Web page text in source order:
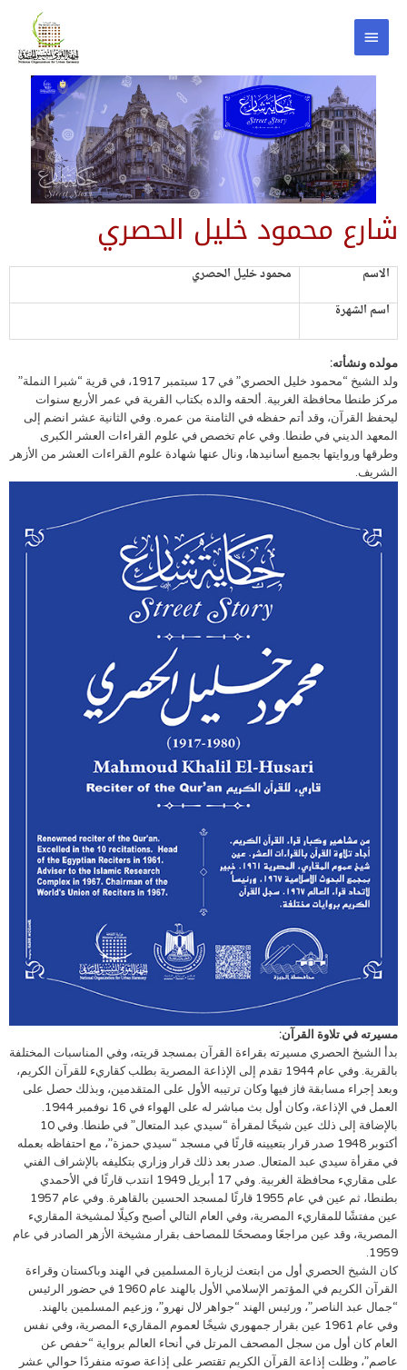
شارع محمود خليل الحصري
الاسم
محمود خليل الحصري‏
اسم الشهرة
مولده ونشأته:
ولد الشيخ “محمود خليل الحصري” في 17 سبتمبر 1917، في قرية “شبرا النملة”
مركز طنطا محافظة الغربية. ألحقه والده بكتاب القرية في عمر الأربع سنوات
ليحفظ القرآن، وقد أتم حفظه في الثامنة من عمره. وفي الثانية عشر انضم إلى
المعهد الديني في طنطا. وفي عام تخصص في علوم القراءات العشر الكبرى
وطرقها وروايتها بجميع أسانيدها، ونال عنها شهادة علوم القراءات العشر من الأزهر
الشريف.
مسيرته في تلاوة القرآن:
بدأ الشيخ الحصري مسيرته بقراءة القرآن بمسجد قريته، وفي المناسبات المختلفة
بالقرية. وفي عام 1944 تقدم إلى الإذاعة المصرية بطلب كقاريء للقرآن الكريم،
وبعد إجراء مسابقة فاز فيها وكان ترتيبه الأول على المتقدمين، وبذلك حصل على
العمل في الإذاعة، وكان أول بث مباشر له على الهواء في 16 نوفمبر 1944.
بالإضافة إلى ذلك عين شيخًا لمقرأة “سيدي عبد المتعال” في طنطا. وفي 10
أكتوبر 1948 صدر قرار بتعيينه قارئًا في مسجد “سيدي حمزة”، مع احتفاظه بعمله
في مقرأة سيدي عبد المتعال. صدر بعد ذلك قرار وزاري بتكليفه بالإشراف الفني
على مقاريء محافظة الغربية. وفي 17 أبريل 1949 انتدب قارئًا في الأحمدي
بطنطا، ثم عين في عام 1955 قارئًا لمسجد الحسين بالقاهرة. وفي عام 1957
عين مفتشًا للمقاريء المصرية، وفي العام التالي أصبح وكيلًا لمشيخة المقاريء
المصرية، وقد عين مراجعًا ومصححًا للمصاحف بقرار مشيخة الأزهر الصادر في عام
1959.
كان الشيخ الحصري أول من ابتعث لزيارة المسلمين في الهند وباكستان وقراءة
القرآن الكريم في المؤتمر الإسلامي الأول بالهند عام 1960 في حضور الرئيس
“جمال عبد الناصر”، ورئيس الهند “جواهر لال نهرو”، وزعيم المسلمين بالهند.
وفي عام 1961 عين بقرار جمهوري شيخًا لعموم المقاريء المصرية، وفي نفس
العام كان أول من سجل المصحف المرتل في أنحاء العالم برواية “حفص عن
عاصم”، وظلت إذاعة القرآن الكريم تقتصر على إذاعة صوته منفردًا حوالي عشر